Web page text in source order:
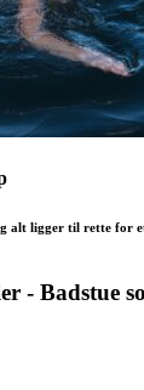
alt ligger til rette for
- Badstue